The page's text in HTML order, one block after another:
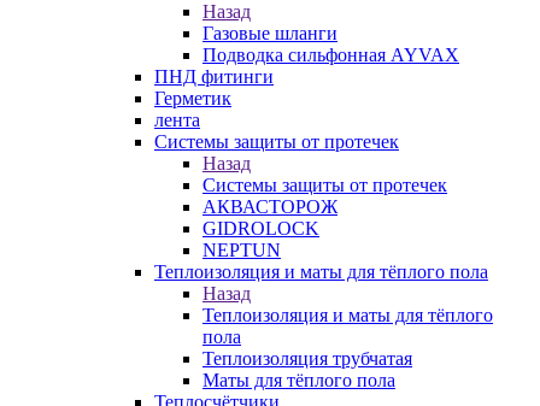
Назад
Газовые шланги
Подводка сильфонная AYVAX
ПНД фитинги
Герметик
лента
Системы защиты от протечек
Назад
Системы защиты от протечек
АКВАСТОРОЖ
GIDROLOCK
NEPTUN
Теплоизоляция и маты для тёплого пола
Назад
Теплоизоляция и маты для тёплого
пола
Теплоизоляция трубчатая
Маты для тёплого пола
Теплосчётчики